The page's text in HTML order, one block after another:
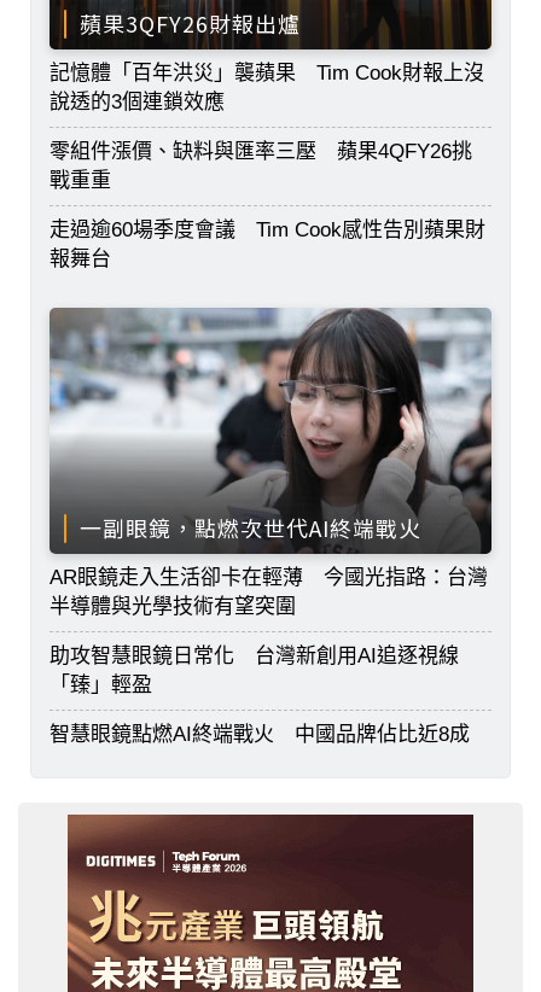
蘋果3QFY26財報出爐
記憶體「百年洪災」襲蘋果 Tim Cook財報上沒
說透的3個連鎖效應
零組件漲價、缺料與匯率三壓 蘋果4QFY26挑
戰重重
走過逾60場季度會議 Tim Cook感性告別蘋果財
報舞台
一副眼鏡，點燃次世代AI終端戰火
AR眼鏡走入生活卻卡在輕薄 今國光指路：台灣
半導體與光學技術有望突圍
助攻智慧眼鏡日常化 台灣新創用AI追逐視線
「臻」輕盈
智慧眼鏡點燃AI終端戰火 中國品牌佔比近8成